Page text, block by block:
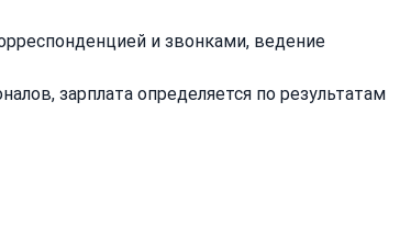
и звонками, ведение
зарплата определяется по результатам